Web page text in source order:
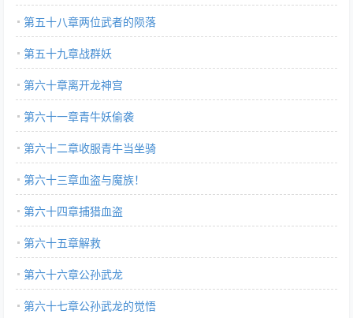
第五十八章两位武者的陨落
第五十九章战群妖
第六十章离开龙神宫
第六十一章青牛妖偷袭
第六十二章收服青牛当坐骑
第六十三章血盗与魔族！
第六十四章捕猎血盗
第六十五章解救
第六十六章公孙武龙
第六十七章公孙武龙的觉悟